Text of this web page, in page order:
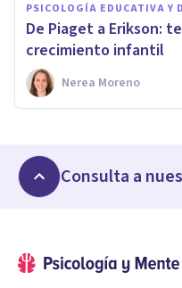
PSICOLOGÍA EDUCATIVA Y
De Piaget a Erikson:
crecimiento infantil
Nerea Moreno
Consulta a